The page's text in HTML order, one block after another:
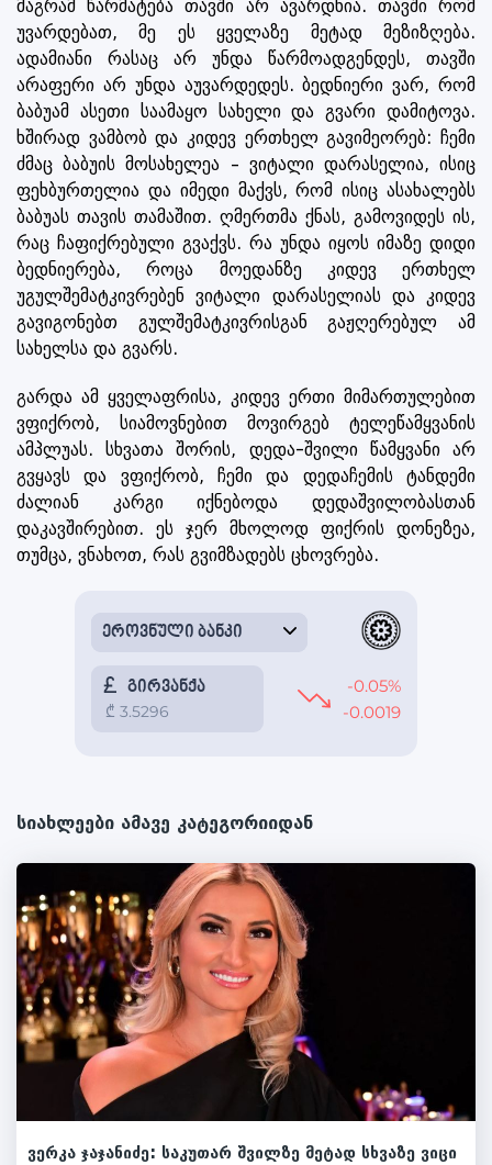
მაგრამ წარმატება თავში არ ავარდნია. თავში რომ
უვარდებათ, მე ეს ყველაზე მეტად მეზიზღება.
ადამიანი რასაც არ უნდა წარმოადგენდეს, თავში
არაფერი არ უნდა აუვარდედეს. ბედნიერი ვარ, რომ
ბაბუამ ასეთი საამაყო სახელი და გვარი დამიტოვა.
ხშირად ვამბობ და კიდევ ერთხელ გავიმეორებ: ჩემი
ძმაც ბაბუის მოსახელეა – ვიტალი დარასელია, ისიც
ფეხბურთელია და იმედი მაქვს, რომ ისიც ასახალებს
ბაბუას თავის თამაშით. ღმერთმა ქნას, გამოვიდეს ის,
რაც ჩაფიქრებული გვაქვს. რა უნდა იყოს იმაზე დიდი
ბედნიერება, როცა მოედანზე კიდევ ერთხელ
უგულშემატკივრებენ ვიტალი დარასელიას და კიდევ
გავიგონებთ გულშემატკივრისგან გაჟღერებულ ამ
სახელსა და გვარს.
გარდა ამ ყველაფრისა, კიდევ ერთი მიმართულებით
ვფიქრობ, სიამოვნებით მოვირგებ ტელეწამყვანის
ამპლუას. სხვათა შორის, დედა-შვილი წამყვანი არ
გვყავს და ვფიქრობ, ჩემი და დედაჩემის ტანდემი
ძალიან კარგი იქნებოდა დედაშვილობასთან
დაკავშირებით. ეს ჯერ მხოლოდ ფიქრის დონეზეა,
თუმცა, ვნახოთ, რას გვიმზადებს ცხოვრება.
სიახლეები ამავე კატეგორიიდან
ვერკა ჯაჯანიძე: საკუთარ შვილზე მეტად სხვაზე ვიცი